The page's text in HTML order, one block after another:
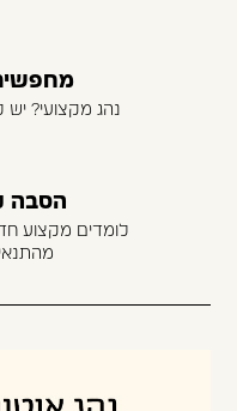
נהג מקצועי?
הסבה
לומדים מקצוע